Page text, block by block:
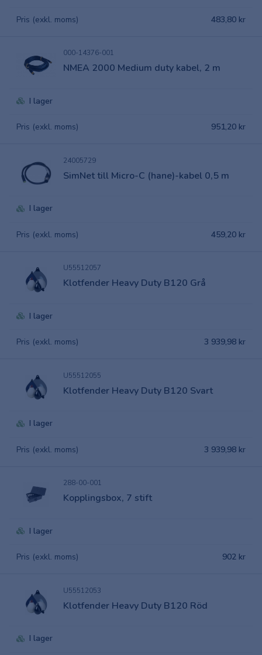
Pris (exkl. moms) 483,80 kr
000-14376-001
NMEA 2000 Medium duty kabel, 2 m
I lager
Pris (exkl. moms) 951,20 kr
24005729
SimNet till Micro-C (hane)-kabel 0,5 m
I lager
Pris (exkl. moms) 459,20 kr
U55512057
Klotfender Heavy Duty B120 Grå
I lager
Pris (exkl. moms) 3 939,98 kr
U55512055
Klotfender Heavy Duty B120 Svart
I lager
Pris (exkl. moms) 3 939,98 kr
288-00-001
Kopplingsbox, 7 stift
I lager
Pris (exkl. moms) 902 kr
U55512053
Klotfender Heavy Duty B120 Röd
I lager